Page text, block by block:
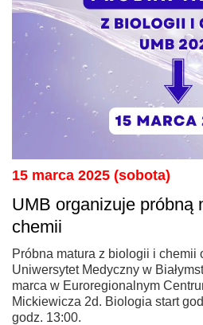
15 marca 2025 (sobota)
UMB organizuje próbną
chemii
Próbna matura z biologii i chemii
Uniwersytet Medyczny w
marca w Euroregionalnym
Mickiewicza 2d. Biologia start
godz. 13:00.